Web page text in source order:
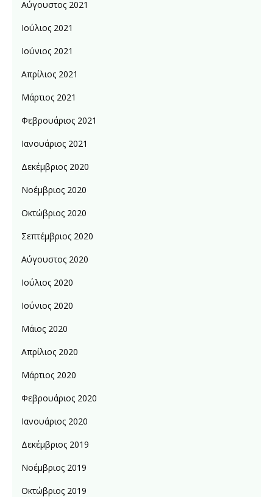
Αύγουστος 2021
Ιούλιος 2021
Ιούνιος 2021
Απρίλιος 2021
Μάρτιος 2021
Φεβρουάριος 2021
Ιανουάριος 2021
Δεκέμβριος 2020
Νοέμβριος 2020
Οκτώβριος 2020
Σεπτέμβριος 2020
Αύγουστος 2020
Ιούλιος 2020
Ιούνιος 2020
Μάιος 2020
Απρίλιος 2020
Μάρτιος 2020
Φεβρουάριος 2020
Ιανουάριος 2020
Δεκέμβριος 2019
Νοέμβριος 2019
Οκτώβριος 2019